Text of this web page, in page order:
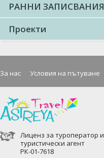
РАННИ ЗАПИСВАНИЯ
Проекти
За нас Условия на пътуване
Лиценз за туроператор и
туристически агент
РК-01-7618